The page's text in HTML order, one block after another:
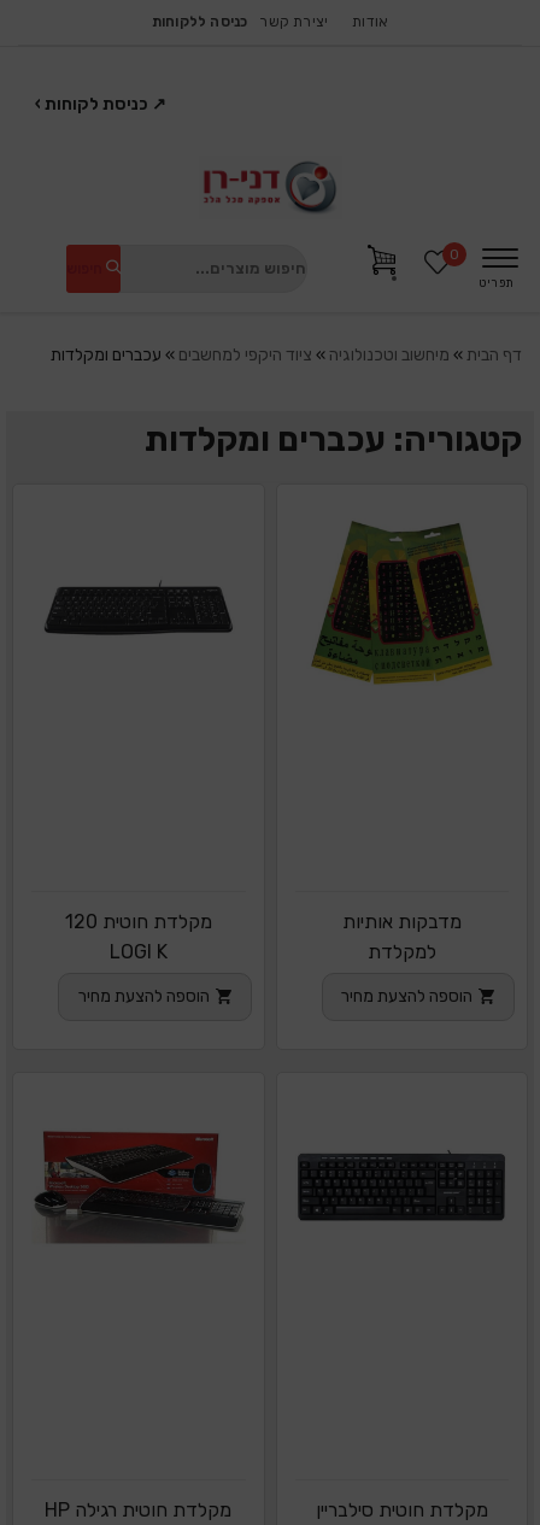
אודות יצירת קשר כניסה ללקוחות
↗ כניסת לקוחות ›
תפריט
0
דף הבית» מיחשוב וטכנולוגיה » ציוד היקפי למחשבים » עכברים ומקלדות
קטגוריה: עכברים ומקלדות
מדבקות אותיות
למקלדת
הוספה להצעת מחיר
מקלדת חוטית 120
LOGI K
הוספה להצעת מחיר
מקלדת חוטית סילבריין
מקלדת חוטית רגילה HP